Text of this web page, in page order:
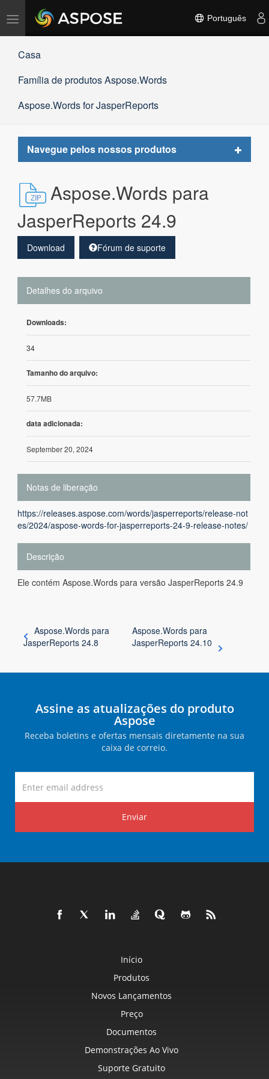
Alternar
navegação
Português
Casa
Família de produtos Aspose.Words
Aspose.Words for JasperReports
Navegue pelos nossos produtos
Toggle
Aspose.Words para
JasperReports 24.9
Download Fórum de suporte
Detalhes do arquivo
Downloads:
34
Tamanho do arquivo:
57.7MB
data adicionada:
September 20, 2024
Notas de liberação
https://releases.aspose.com/words/jasperreports/release-not
es/2024/aspose-words-for-jasperreports-24-9-release-notes/
Descrição
Ele contém Aspose.Words para versão JasperReports 24.9
Aspose.Words para
JasperReports 24.8
Aspose.Words para
JasperReports 24.10
Assine as atualizações do produto
Aspose
Receba boletins e ofertas mensais diretamente na sua
caixa de correio.
Enviar
Início
Produtos
Novos Lançamentos
Preço
Documentos
Demonstrações Ao Vivo
Suporte Gratuito